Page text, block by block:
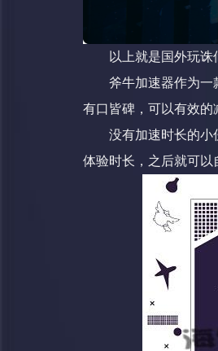
以上就是国外玩
斧牛加速器作为一
有口皆碑，可以有效的
没有加速时长的小
体验时长，之后就可以